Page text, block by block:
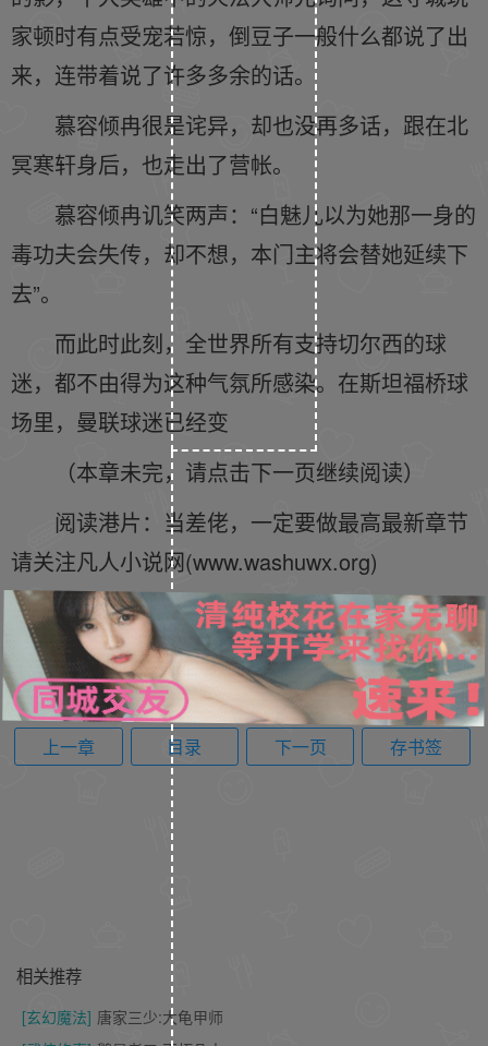
家顿时有点受宠若惊，倒豆子一般什么都说了出
来，连带着说了许多多余的话。
慕容倾冉很是诧异，却也没再多话，跟在北
冥寒轩身后，也走出了营帐。
慕容倾冉讥笑两声：“白魅儿以为她那一身的
毒功夫会失传，却不想，本门主将会替她延续下
去”。
而此时此刻，全世界所有支持切尔西的球
迷，都不由得为这种气氛所感染。在斯坦福桥球
场里，曼联球迷已经变
（本章未完，请点击下一页继续阅读）
阅读港片：当差佬，一定要做最高最新章节
请关注凡人小说网(www.washuwx.org)
上一章 目录 下一页 存书签
相关推荐
[玄幻魔法] 唐家三少:大龟甲师